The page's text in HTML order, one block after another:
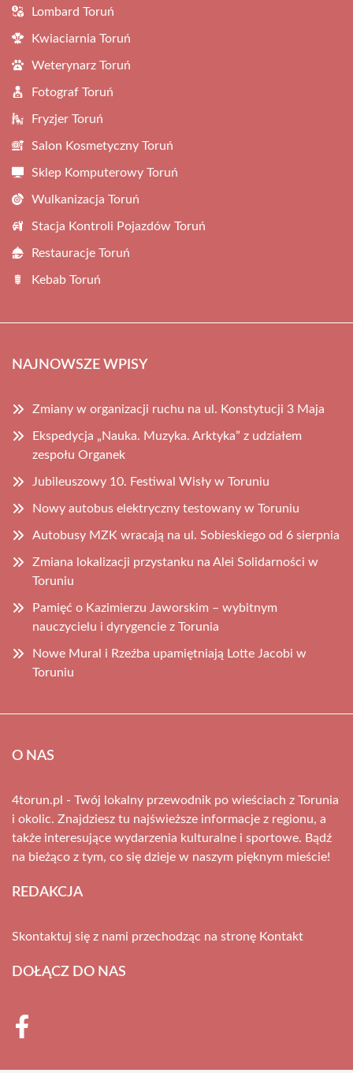
Lombard Toruń
Kwiaciarnia Toruń
Weterynarz Toruń
Fotograf Toruń
Fryzjer Toruń
Salon Kosmetyczny Toruń
Sklep Komputerowy Toruń
Wulkanizacja Toruń
Stacja Kontroli Pojazdów Toruń
Restauracje Toruń
Kebab Toruń
NAJNOWSZE WPISY
Zmiany w organizacji ruchu na ul. Konstytucji 3 Maja
Ekspedycja „Nauka. Muzyka. Arktyka” z udziałem
zespołu Organek
Jubileuszowy 10. Festiwal Wisły w Toruniu
Nowy autobus elektryczny testowany w Toruniu
Autobusy MZK wracają na ul. Sobieskiego od 6 sierpnia
Zmiana lokalizacji przystanku na Alei Solidarności w
Toruniu
Pamięć o Kazimierzu Jaworskim – wybitnym
nauczycielu i dyrygencie z Torunia
Nowe Mural i Rzeźba upamiętniają Lotte Jacobi w
Toruniu
O NAS
4torun.pl - Twój lokalny przewodnik po wieściach z Torunia
i okolic. Znajdziesz tu najświeższe informacje z regionu, a
także interesujące wydarzenia kulturalne i sportowe. Bądź
na bieżąco z tym, co się dzieje w naszym pięknym mieście!
REDAKCJA
Skontaktuj się z nami przechodząc na stronę Kontakt
DOŁĄCZ DO NAS